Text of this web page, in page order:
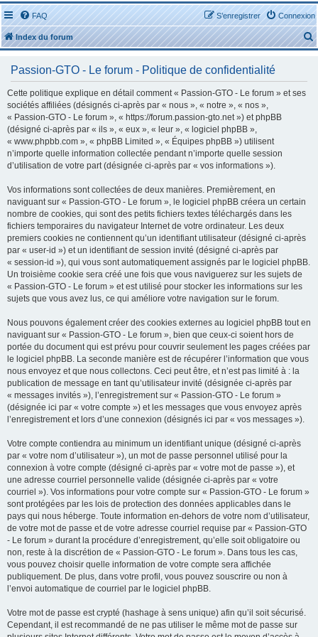
FAQ Connexion
S’enregistrer
Index du forum
e
Passion-GTO - Le forum - Politique de confidentialité
Cette politique explique en détail comment « Passion-GTO - Le forum » et ses
sociétés affiliées (désignés ci-après par « nous », « notre », « nos »,
« Passion-GTO - Le forum », « https://forum.passion-gto.net ») et phpBB
(désigné ci-après par « ils », « eux », « leur », « logiciel phpBB »,
« www.phpbb.com », « phpBB Limited », « Équipes phpBB ») utilisent
n’importe quelle information collectée pendant n’importe quelle session
d’utilisation de votre part (désignée ci-après par « vos informations »).
Vos informations sont collectées de deux manières. Premièrement, en
naviguant sur « Passion-GTO - Le forum », le logiciel phpBB créera un certain
nombre de cookies, qui sont des petits fichiers textes téléchargés dans les
fichiers temporaires du navigateur Internet de votre ordinateur. Les deux
premiers cookies ne contiennent qu’un identifiant utilisateur (désigné ci-après
par « user-id ») et un identifiant de session invité (désigné ci-après par
« session-id »), qui vous sont automatiquement assignés par le logiciel phpBB.
Un troisième cookie sera créé une fois que vous naviguerez sur les sujets de
« Passion-GTO - Le forum » et est utilisé pour stocker les informations sur les
sujets que vous avez lus, ce qui améliore votre navigation sur le forum.
Nous pouvons également créer des cookies externes au logiciel phpBB tout en
naviguant sur « Passion-GTO - Le forum », bien que ceux-ci soient hors de
portée du document qui est prévu pour couvrir seulement les pages créées par
le logiciel phpBB. La seconde manière est de récupérer l’information que vous
nous envoyez et que nous collectons. Ceci peut être, et n’est pas limité à : la
publication de message en tant qu’utilisateur invité (désignée ci-après par
« messages invités »), l’enregistrement sur « Passion-GTO - Le forum »
(désignée ici par « votre compte ») et les messages que vous envoyez après
l’enregistrement et lors d’une connexion (désignés ici par « vos messages »).
Votre compte contiendra au minimum un identifiant unique (désigné ci-après
par « votre nom d’utilisateur »), un mot de passe personnel utilisé pour la
connexion à votre compte (désigné ci-après par « votre mot de passe »), et
une adresse courriel personnelle valide (désignée ci-après par « votre
courriel »). Vos informations pour votre compte sur « Passion-GTO - Le forum »
sont protégées par les lois de protection des données applicables dans le
pays qui nous héberge. Toute information en-dehors de votre nom d’utilisateur,
de votre mot de passe et de votre adresse courriel requise par « Passion-GTO
- Le forum » durant la procédure d’enregistrement, qu’elle soit obligatoire ou
non, reste à la discrétion de « Passion-GTO - Le forum ». Dans tous les cas,
vous pouvez choisir quelle information de votre compte sera affichée
publiquement. De plus, dans votre profil, vous pouvez souscrire ou non à
l’envoi automatique de courriel par le logiciel phpBB.
Votre mot de passe est crypté (hashage à sens unique) afin qu’il soit sécurisé.
Cependant, il est recommandé de ne pas utiliser le même mot de passe sur